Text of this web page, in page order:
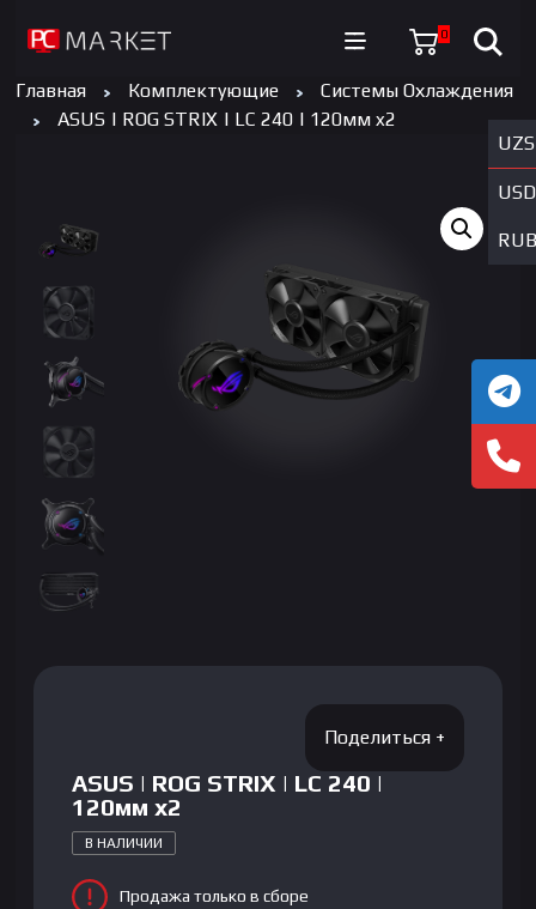
0
UZS
USD
RUB
Главная Комплектующие
Системы Охлаждения
ASUS | ROG STRIX | LC 240 | 120мм x2
ASUS | ROG STRIX | LC 240 |
120мм x2
В НАЛИЧИИ
Продажа только в сборе